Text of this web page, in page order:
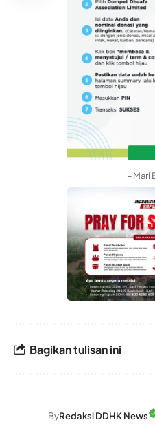
- Mari
Bagikan tulisan ini
ByRedaksi DDHK News